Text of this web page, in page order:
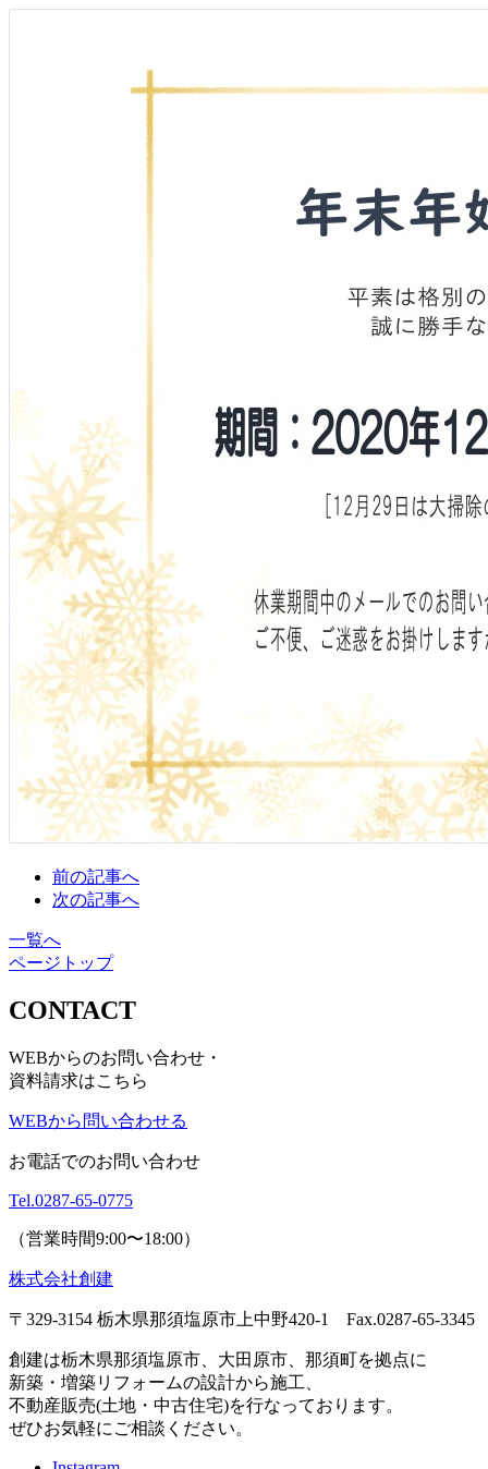
前の記事へ
次の記事へ
一覧へ
ページトップ
CONTACT
WEBからのお問い合わせ・
資料請求はこちら
WEBから問い合わせる
お電話でのお問い合わせ
Tel.0287-65-0775
（営業時間9:00〜18:00）
株式会社創建
〒329-3154 栃木県那須塩原市上中野420-1 Fax.0287-65-3345
創建は栃木県那須塩原市、大田原市、那須町を拠点に
新築・増築リフォームの設計から施工、
不動産販売(土地・中古住宅)を行なっております。
ぜひお気軽にご相談ください。